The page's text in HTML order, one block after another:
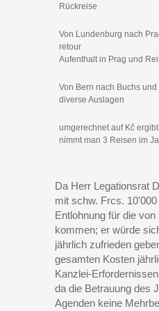
Rückreise
Von Lundenburg nach
retour
Aufenthalt in Prag und
Von Bern nach Buchs und
diverse Auslagen
umgerechnet auf Kč
nimmt man 3 Reisen im
Da Herr Legationsrat
mit schw. Frcs.
Entlohnung für die
kommen; er würde
jährlich zufrieden
gesamten Kosten
Kanzlei-
da die Betrauung des
Agenden keine